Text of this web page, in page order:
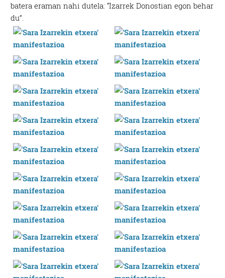
batera eraman nahi dutela: “Izarrek Donostian egon behar
du”.